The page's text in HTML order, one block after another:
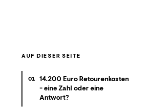
AUF DIESER SEITE
01 14.200 Euro Retourenkosten
- eine Zahl oder eine
Antwort?